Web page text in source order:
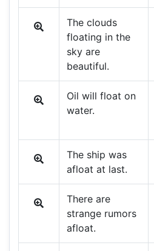
The clouds
floating in the
sky are
beautiful.
Oil will float on
water.
The ship was
afloat at last.
There are
strange rumors
afloat.